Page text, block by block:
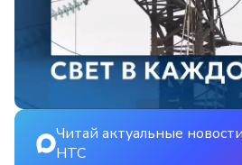
Читай актуальные
НТС